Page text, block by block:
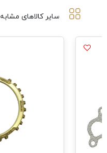
سایر کالاهای مشابه